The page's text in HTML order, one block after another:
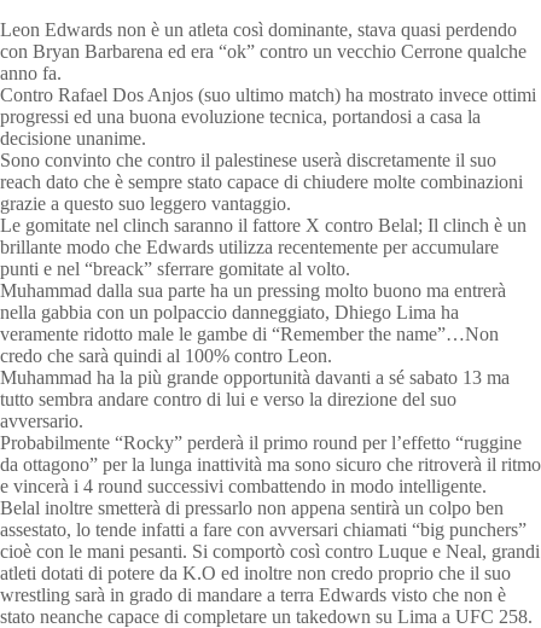
Leon Edwards non è un atleta così dominante, stava quasi perdendo
con Bryan Barbarena ed era “ok” contro un vecchio Cerrone qualche
anno fa.
Contro Rafael Dos Anjos (suo ultimo match) ha mostrato invece ottimi
progressi ed una buona evoluzione tecnica, portandosi a casa la
decisione unanime.
Sono convinto che contro il palestinese userà discretamente il suo
reach dato che è sempre stato capace di chiudere molte combinazioni
grazie a questo suo leggero vantaggio.
Le gomitate nel clinch saranno il fattore X contro Belal; Il clinch è un
brillante modo che Edwards utilizza recentemente per accumulare
punti e nel “breack” sferrare gomitate al volto.
Muhammad dalla sua parte ha un pressing molto buono ma entrerà
nella gabbia con un polpaccio danneggiato, Dhiego Lima ha
veramente ridotto male le gambe di “Remember the name”…Non
credo che sarà quindi al 100% contro Leon.
Muhammad ha la più grande opportunità davanti a sé sabato 13 ma
tutto sembra andare contro di lui e verso la direzione del suo
avversario.
Probabilmente “Rocky” perderà il primo round per l’effetto “ruggine
da ottagono” per la lunga inattività ma sono sicuro che ritroverà il ritmo
e vincerà i 4 round successivi combattendo in modo intelligente.
Belal inoltre smetterà di pressarlo non appena sentirà un colpo ben
assestato, lo tende infatti a fare con avversari chiamati “big punchers”
cioè con le mani pesanti. Si comportò così contro Luque e Neal, grandi
atleti dotati di potere da K.O ed inoltre non credo proprio che il suo
wrestling sarà in grado di mandare a terra Edwards visto che non è
stato neanche capace di completare un takedown su Lima a UFC 258.